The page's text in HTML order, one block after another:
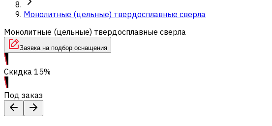
Монолитные (цельные) твердосплавные сверла
Монолитные (цельные) твердосплавные сверла
Заявка на подбор оснащения
Скидка 15%
Под заказ